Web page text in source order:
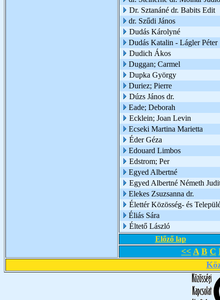
Dr. Sztanáné dr. Babits Edit
dr. Szűdi János
Dudás Károlyné
Dudás Katalin - Lágler Péter
Dudich Ákos
Duggan; Carmel
Dupka György
Duriez; Pierre
Dúzs János dr.
Eade; Deborah
Ecklein; Joan Levin
Ecseki Martina Marietta
Éder Géza
Edouard Limbos
Edstrom; Per
Egyed Albertné
Egyed Albertné Németh
Elekes Zsuzsanna dr.
Élettér Közösség- és
Éliás Sára
Éltető László
Előző lap
<< A B C